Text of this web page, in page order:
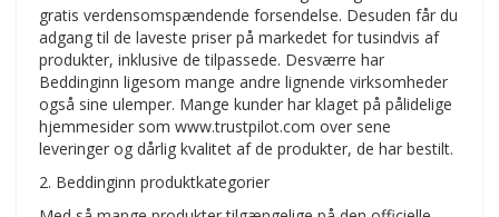
gratis verdensomspændende forsendelse. Desuden får du
adgang til de laveste priser på markedet for tusindvis af
produkter, inklusive de tilpassede. Desværre har
Beddinginn ligesom mange andre lignende virksomheder
også sine ulemper. Mange kunder har klaget på pålidelige
hjemmesider som www.trustpilot.com over sene
leveringer og dårlig kvalitet af de produkter, de har bestilt.
2. Beddinginn produktkategorier